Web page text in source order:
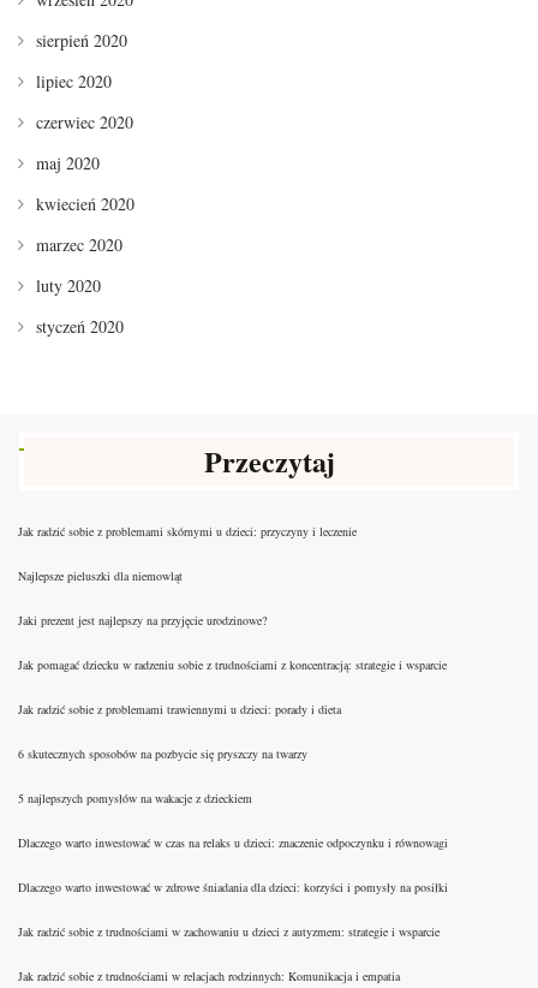
sierpień 2020
lipiec 2020
czerwiec 2020
maj 2020
kwiecień 2020
marzec 2020
luty 2020
styczeń 2020
Przeczytaj
Jak radzić sobie z problemami skórnymi u dzieci: przyczyny i leczenie
Najlepsze pieluszki dla niemowląt
Jaki prezent jest najlepszy na przyjęcie urodzinowe?
Jak pomagać dziecku w radzeniu sobie z trudnościami z koncentracją: strategie i wsparcie
Jak radzić sobie z problemami trawiennymi u dzieci: porady i dieta
6 skutecznych sposobów na pozbycie się pryszczy na twarzy
5 najlepszych pomysłów na wakacje z dzieckiem
Dlaczego warto inwestować w czas na relaks u dzieci: znaczenie odpoczynku i równowagi
Dlaczego warto inwestować w zdrowe śniadania dla dzieci: korzyści i pomysły na posiłki
Jak radzić sobie z trudnościami w zachowaniu u dzieci z autyzmem: strategie i wsparcie
Jak radzić sobie z trudnościami w relacjach rodzinnych: Komunikacja i empatia